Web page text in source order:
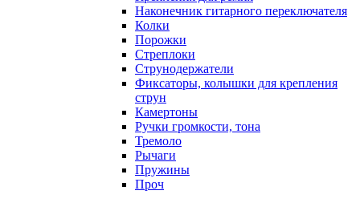
Наконечник гитарного переключателя
Колки
Порожки
Стреплоки
Струнодержатели
Фиксаторы, колышки для крепления
струн
Камертоны
Ручки громкости, тона
Тремоло
Рычаги
Пружины
Проч